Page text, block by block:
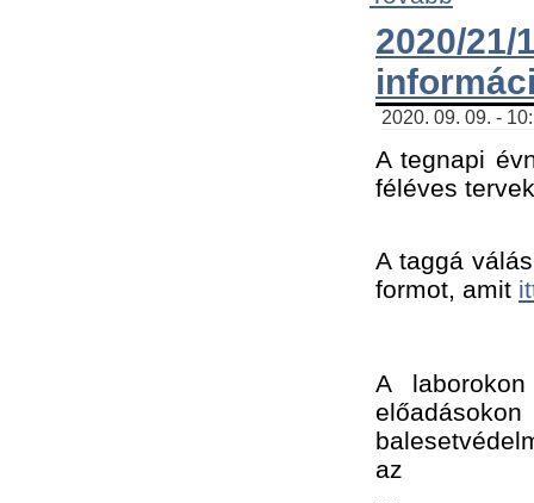
2020/
2020. 09. 09. -
A tegnapi
féléves
A taggá
formot, amit
A
az ﻿